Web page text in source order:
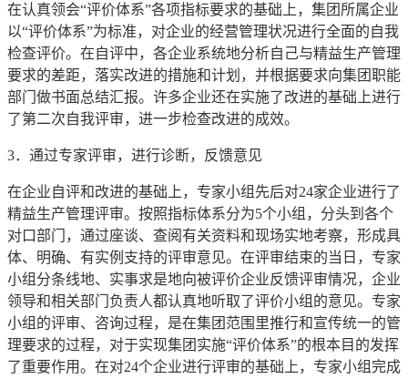
在认真领会“评价体系”各项指标要求的基础上，集团所属企业
以“评价体系”为标准，对企业的经营管理状况进行全面的自我
检查评价。在自评中，各企业系统地分析自己与精益生产管理
要求的差距，落实改进的措施和计划，并根据要求向集团职能
部门做书面总结汇报。许多企业还在实施了改进的基础上进行
了第二次自我评审，进一步检查改进的成效。
3．通过专家评审，进行诊断，反馈意见
在企业自评和改进的基础上，专家小组先后对24家企业进行了
精益生产管理评审。按照指标体系分为5个小组，分头到各个
对口部门，通过座谈、查阅有关资料和现场实地考察，形成具
体、明确、有实例支持的评审意见。在评审结束的当日，专家
小组分条线地、实事求是地向被评价企业反馈评审情况，企业
领导和相关部门负责人都认真地听取了评价小组的意见。专家
小组的评审、咨询过程，是在集团范围里推行和宣传统一的管
理要求的过程，对于实现集团实施“评价体系”的根本目的发挥
了重要作用。在对24个企业进行评审的基础上，专家小组完成